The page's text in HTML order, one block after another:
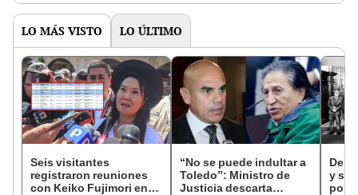
LO MÁS VISTO LO ÚLTIMO
Seis visitantes
registraron reuniones
con Keiko Fujimori en
“No se puede indultar a
Toledo”: Ministro de
Justicia descarta
De
y
por